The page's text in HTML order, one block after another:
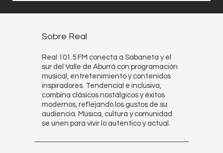
Sobre Real
Real 101.5 FM conecta a Sabaneta y el
sur del Valle de Aburrá con programación
musical, entretenimiento y contenidos
inspiradores. Tendencial e inclusiva,
combina clásicos nostálgicos y éxitos
modernos, reflejando los gustos de su
audiencia. Música, cultura y comunidad
se unen para vivir lo auténtico y actual.